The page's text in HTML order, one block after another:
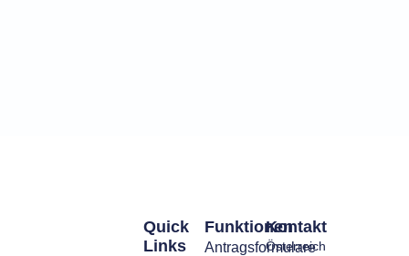
Funktionen
Antragsformulare
Quick
Links
Kontakt
Österreich